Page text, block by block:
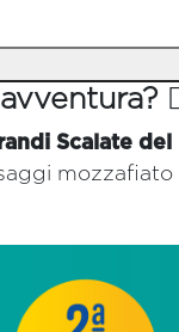
Scalate
mozzafiato